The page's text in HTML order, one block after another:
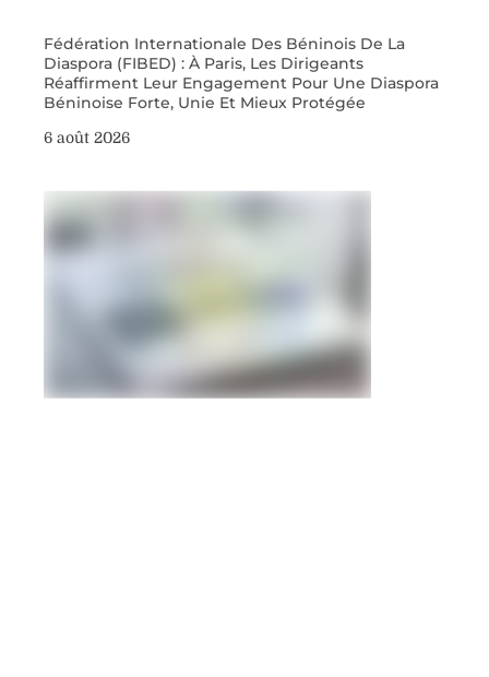
Fédération Internationale Des Béninois De La
Diaspora (FIBED) : À Paris, Les Dirigeants
Réaffirment Leur Engagement Pour Une Diaspora
Béninoise Forte, Unie Et Mieux Protégée
6 août 2026